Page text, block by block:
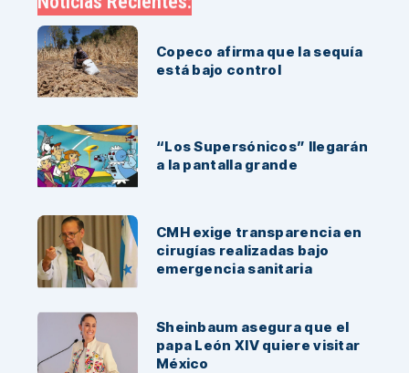
Copeco afirma que la sequía
está bajo control
“Los Supersónicos” llegarán
a la pantalla grande
CMH exige transparencia en
cirugías realizadas bajo
emergencia sanitaria
Sheinbaum asegura que el
papa León XIV quiere visitar
México